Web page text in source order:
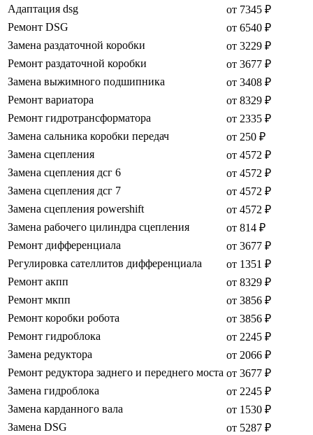
Адаптация dsg
от 7345 ₽
Ремонт DSG
от 6540 ₽
Замена раздаточной коробки
от 3229 ₽
Ремонт раздаточной коробки
от 3677 ₽
Замена выжимного подшипника
от 3408 ₽
Ремонт вариатора
от 8329 ₽
Ремонт гидротрансформатора
от 2335 ₽
Замена сальника коробки передач
от 250 ₽
Замена сцепления
от 4572 ₽
Замена сцепления дсг 6
от 4572 ₽
Замена сцепления дсг 7
от 4572 ₽
Замена сцепления powershift
от 4572 ₽
Замена рабочего цилиндра сцепления
от 814 ₽
Ремонт дифференциала
от 3677 ₽
Регулировка сателлитов дифференциала
от 1351 ₽
Ремонт акпп
от 8329 ₽
Ремонт мкпп
от 3856 ₽
Ремонт коробки робота
от 3856 ₽
Ремонт гидроблока
от 2245 ₽
Замена редуктора
от 2066 ₽
Ремонт редуктора заднего и переднего моста от 3677 ₽
Замена гидроблока
от 2245 ₽
Замена карданного вала
от 1530 ₽
Замена DSG
от 5287 ₽